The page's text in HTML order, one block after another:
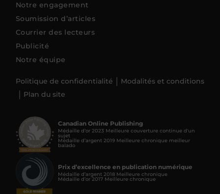
Notre engagement
Soumission d’articles
Courrier des lecteurs
Publicité
Notre équipe
Politique de confidentialité
Modalités et conditions
Plan du site
Canadian Online Publishing
Médaille d’or 2023 Meilleure couverture continue d'un
sujet
Médaille d’argent 2019 Meilleure chronique meilleur
balado
Prix d’excellence en publication numérique
Médaille d’argent 2018 Meilleure chronique
Médaille d’or 2017 Meilleure chronique